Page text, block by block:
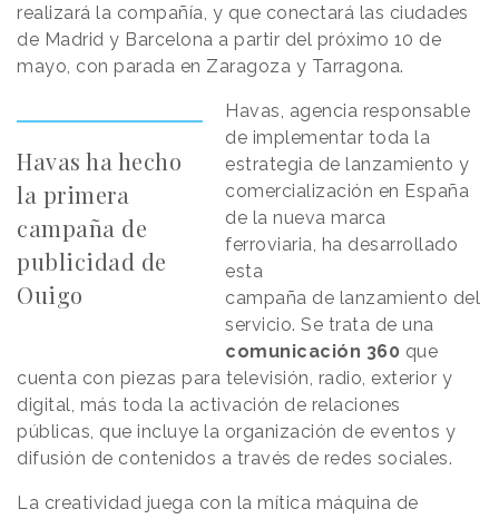
realizará la compañía, y que conectará las ciudades
de Madrid y Barcelona a partir del próximo 10 de
mayo, con parada en Zaragoza y Tarragona.
Havas ha hecho
la primera
campaña de
publicidad de
Ouigo
Havas, agencia responsable
de implementar toda la
estrategia de lanzamiento y
comercialización en España
de la nueva marca
ferroviaria, ha desarrollado
esta
campaña de lanzamiento del
servicio. Se trata de una
comunicación 360 que
cuenta con piezas para televisión, radio, exterior y
digital, más toda la activación de relaciones
públicas, que incluye la organización de eventos y
difusión de contenidos a través de redes sociales.
La creatividad juega con la mítica máquina de